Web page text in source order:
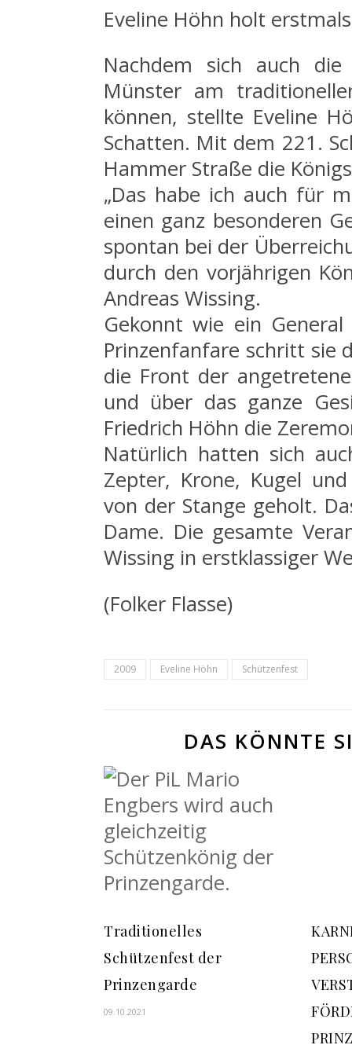
Eveline Höhn holt
Nachdem sich auch
Münster am
können, stellte Eveline
Schatten. Mit dem 221.
Hammer Straße die
„Das habe ich auch für
einen ganz besonderen
spontan bei der
durch den vorjährigen
Andreas Wissing.
Gekonnt wie ein
Prinzenfanfare schritt sie
die Front der
und über das ganze
Friedrich Höhn die
Natürlich hatten sich
Zepter, Krone, Kugel
von der Stange geholt.
Dame. Die gesamte
Wissing in erstklassiger
(Folker Flasse)
2009 Eveline Höhn Schützenfest
DAS KÖNNTE
Traditionelles
Schützenfest der
Prinzengarde
09.10.2021